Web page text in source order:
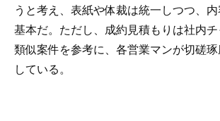
うと考え、表紙や体裁は統一しつつ、
基本だ。ただし、成約見積もりは社内チ
類似案件を参考に、各営業マンが切磋
している。